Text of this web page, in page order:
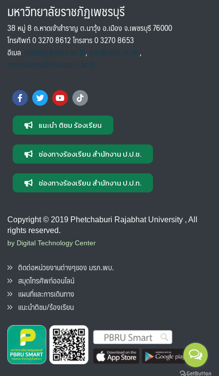
มหาวิทยาลัยราชภัฏเพชรบุรี
38 หมู่ 8 ถ.หาดเจ้าสำราญ ต.นาวุ้ง อ.เมือง จ.เพชรบุรี 76000
โทรศัพท์ 0 3270 8612 โทรสาร 0 3270 8653
อีเมล saraban@pbru.ac.th, info@pbru.ac.th,
international@mail.pbru.ac.th
แนะนำ ติชม ร้องเรียน
ช่องทางร้องเรียน สำนักงาน ป.ป.ช.
ช่องทางร้องเรียน สำนักงาน ป.ป.ท.
Copyright © 2019 Phetchaburi Rajabhat University , All
rights reserved.
by Digital Technology Center
ติดต่อหน่วยงานต่างๆของ มรภ.พบ.
สมุดโทรศัพท์ออนไลน์
แผนที่และการเดินทาง
แนะนำติชม/ร้องเรียน